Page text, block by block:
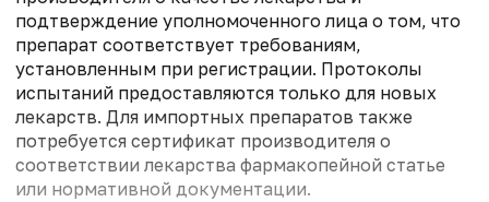
подтверждение уполномоченного лица о том, что
препарат соответствует требованиям,
установленным при регистрации. Протоколы
испытаний предоставляются только для новых
лекарств. Для импортных препаратов также
потребуется сертификат производителя о
соответствии лекарства фармакопейной статье
или нормативной документации.